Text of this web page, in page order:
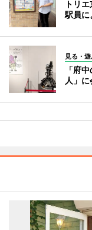
トリ
駅員に
見る・
「府
人」